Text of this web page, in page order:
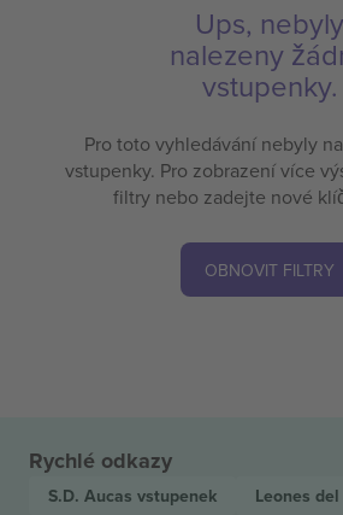
Ups, nebyly
nalezeny
vstupenky.
Pro toto vyhledávání nebyly
vstupenky. Pro zobrazení více
filtry nebo zadejte nové
OBNOVIT FILTRY
Rychlé odkazy
S.D. Aucas vstupenek Leones